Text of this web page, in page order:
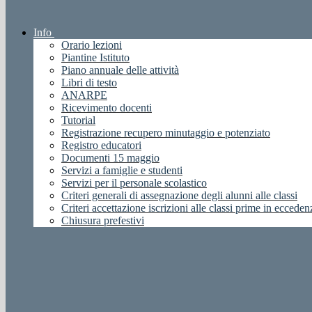
Info
Orario lezioni
Piantine Istituto
Piano annuale delle attività
Libri di testo
ANARPE
Ricevimento docenti
Tutorial
Registrazione recupero minutaggio e potenziato
Registro educatori
Documenti 15 maggio
Servizi a famiglie e studenti
Servizi per il personale scolastico
Criteri generali di assegnazione degli alunni alle classi
Criteri accettazione iscrizioni alle classi prime in
Chiusura prefestivi